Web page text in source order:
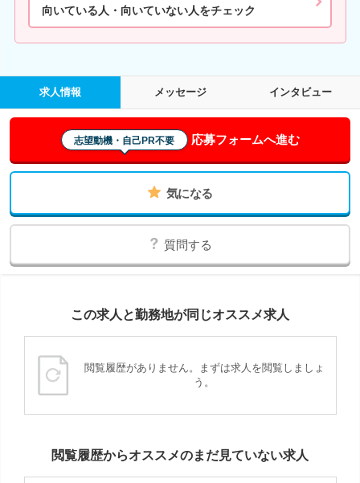
向いている人・向いていない人をチェック
求人情報 メッセージ インタビュー
志望動機・自己PR不要 応募フォームへ進む
気になる
質問する
この求人と勤務地が同じオススメ求人
閲覧履歴がありません。まずは求人を閲覧しましょ
う。
閲覧履歴からオススメのまだ見ていない求人